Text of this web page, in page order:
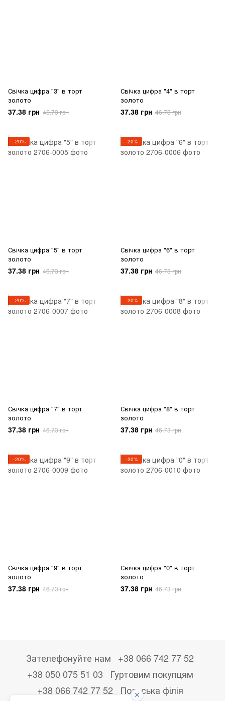
Свічка цифра "3" в торт
золото
37.38 грн 46.73 грн
Свічка цифра "4" в торт
золото
37.38 грн 46.73 грн
−20%
Свічка цифра "5" в торт
золото
37.38 грн 46.73 грн
−20%
Свічка цифра "6" в торт
золото
37.38 грн 46.73 грн
−20%
Свічка цифра "7" в торт
золото
37.38 грн 46.73 грн
−20%
Свічка цифра "8" в торт
золото
37.38 грн 46.73 грн
−20%
Свічка цифра "9" в торт
золото
37.38 грн 46.73 грн
−20%
Свічка цифра "0" в торт
золото
37.38 грн 46.73 грн
Зателефонуйте нам
+38 066 742 77 52
+38 050 075 51 03
Гуртовим покупцям
+38 066 742 77 52
Польська філія